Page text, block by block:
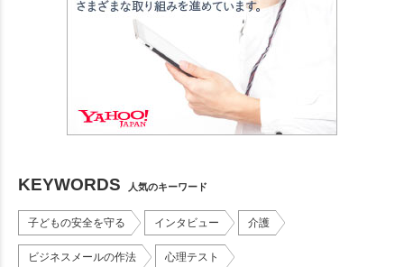
KEYWORDS 人気のキーワード
子どもの安全を守る インタビュー 介護
ビジネスメールの作法 心理テスト